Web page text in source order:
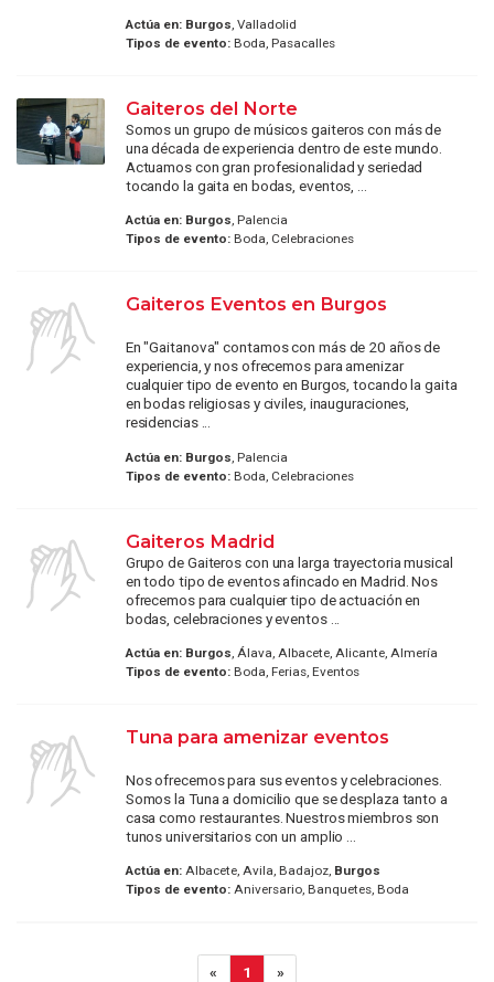
Actúa en: Burgos, Valladolid
Tipos de evento:Boda, Pasacalles
Gaiteros del Norte
Somos un grupo de músicos gaiteros con más de
una década de experiencia dentro de este mundo.
Actuamos con gran profesionalidad y seriedad
tocando la gaita en bodas, eventos, ...
Actúa en: Burgos, Palencia
Tipos de evento:Boda, Celebraciones
Gaiteros Eventos en Burgos
En "Gaitanova" contamos con más de 20 años de
experiencia, y nos ofrecemos para amenizar
cualquier tipo de evento en Burgos, tocando la gaita
en bodas religiosas y civiles, inauguraciones,
residencias ...
Actúa en: Burgos , Palencia
Tipos de evento:Boda, Celebraciones
Gaiteros Madrid
Grupo de Gaiteros con una larga trayectoria musical
en todo tipo de eventos afincado en Madrid. Nos
ofrecemos para cualquier tipo de actuación en
bodas, celebraciones y eventos ...
Actúa en: Burgos, Álava, Albacete, Alicante, Almería
Tipos de evento:Boda, Ferias, Eventos
Tuna para amenizar eventos
Nos ofrecemos para sus eventos y celebraciones.
Somos la Tuna a domicilio que se desplaza tanto a
casa como restaurantes. Nuestros miembros son
tunos universitarios con un amplio ...
Actúa en:Albacete, Avila, Badajoz, Burgos
Tipos de evento:Aniversario, Banquetes, Boda
« 1 »